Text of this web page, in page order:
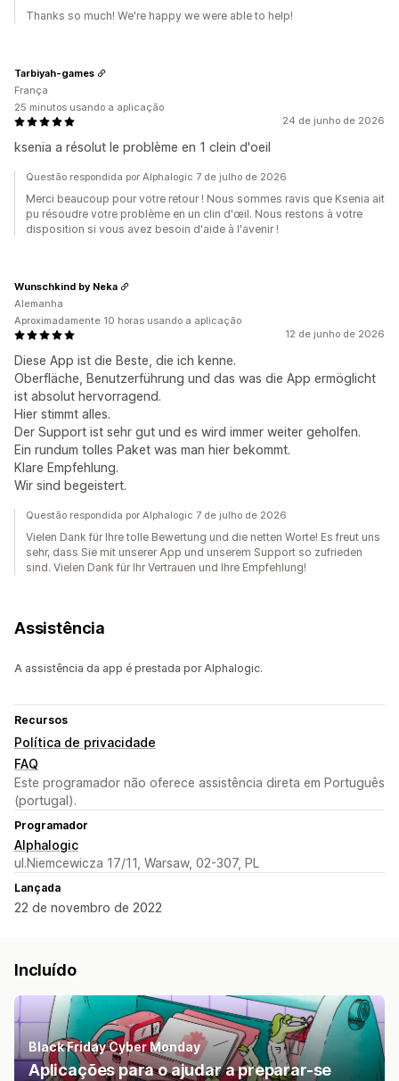
Thanks so much! We're happy we were able to help!
24 de junho de 2026
ksenia a résolut le problème en 1 clein d'oeil
Tarbiyah-games
França
25 minutos usando a aplicação
Questão respondida por Alphalogic 7 de julho de 2026
Merci beaucoup pour votre retour ! Nous sommes ravis que Ksenia ait
pu résoudre votre problème en un clin d'œil. Nous restons à votre
disposition si vous avez besoin d'aide à l'avenir !
12 de junho de 2026
Diese App ist die Beste, die ich kenne.
Oberfläche, Benutzerführung und das was die App ermöglicht
ist absolut hervorragend.
Hier stimmt alles.
Der Support ist sehr gut und es wird immer weiter geholfen.
Ein rundum tolles Paket was man hier bekommt.
Klare Empfehlung.
Wir sind begeistert.
Wunschkind by Neka
Alemanha
Aproximadamente 10 horas usando a aplicação
Questão respondida por Alphalogic 7 de julho de 2026
Vielen Dank für Ihre tolle Bewertung und die netten Worte! Es freut uns
sehr, dass Sie mit unserer App und unserem Support so zufrieden
sind. Vielen Dank für Ihr Vertrauen und Ihre Empfehlung!
Assistência
A assistência da app é prestada por Alphalogic.
Recursos
Política de privacidade
FAQ
Este programador não oferece assistência direta em Português
(portugal).
Programador
Alphalogic
ul.Niemcewicza 17/11, Warsaw, 02-307, PL
Lançada
22 de novembro de 2022
Incluído
Black Friday Cyber Monday
Aplicações para o ajudar a preparar-se